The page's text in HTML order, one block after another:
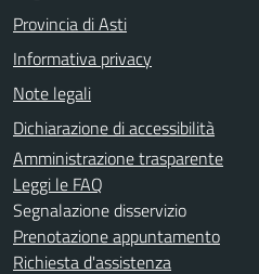
Provincia di Asti
Informativa privacy
Note legali
Dichiarazione di accessibilità
Amministrazione trasparente
Leggi le FAQ
Segnalazione disservizio
Prenotazione appuntamento
Richiesta d'assistenza